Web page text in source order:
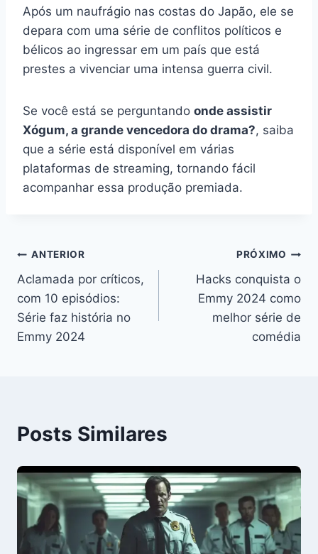
Após um naufrágio nas costas do Japão, ele se
depara com uma série de conflitos políticos e
bélicos ao ingressar em um país que está
prestes a vivenciar uma intensa guerra civil.
Se você está se perguntando onde assistir
Xógum, a grande vencedora do drama?, saiba
que a série está disponível em várias
plataformas de streaming, tornando fácil
acompanhar essa produção premiada.
Navegação
de
Post
ANTERIOR
Aclamada por críticos,
com 10 episódios:
Série faz história no
Emmy 2024
PRÓXIMO
Hacks conquista o
Emmy 2024 como
melhor série de
comédia
Posts Similares